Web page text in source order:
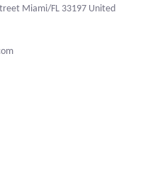
Miami/FL 33197 United